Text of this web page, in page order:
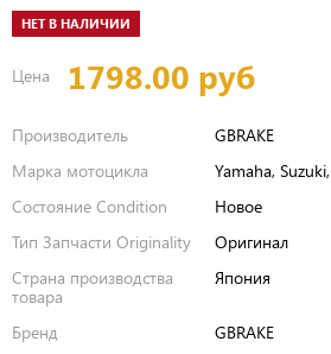
НЕТ В НАЛИЧИИ
Цена 1798.00 руб
Производитель
GBRAKE
Марка мотоцикла
Yamaha,
Состояние Condition
Новое
Тип Запчасти Originality
Оригинал
Страна производства
товара
Япония
Бренд
GBRAKE